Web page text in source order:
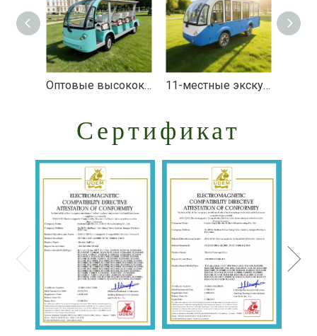
Оптовые высококачественные 14-местные электрические экскурсионные автомобили - EG6158K 11-местные экскурсионные маршрутные автобусы — EG6118KBF
Сертификат